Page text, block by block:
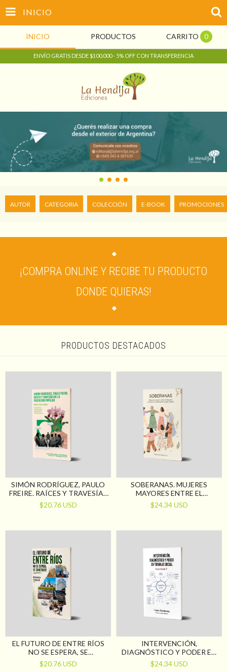
INICIO
INICIO PRODUCTOS CARRITO 0
ENVÍO GRATIS DESDE $100.000 - 5% OFF CON TRANSFERENCIA
AUTOR CATEGORIA COLECCIÓN E-BOOK PROMOCIONES
¡COMPRA ONLINE Y RECIBE TU PRODUCTO
DONDE QUIERAS!
PRODUCTOS DESTACADOS
SIMÓN RODRÍGUEZ, PAULO
FREIRE. RAÍCES Y TRAVESÍAS
DE LA EDUCACIÓN POPULAR
$20.76 USD
SOBERANAS. MUJERES
MAYORES ENTRE EL
DISCURSO SANITARIO Y LA
EDUCACIÓN SEXUAL
$24.34 USD
EL FUTURO DE ENTRE RÍOS
NO SE ESPERA, SE
CONSTRUYE
$20.76 USD
INTERVENCIÓN,
DIAGNÓSTICO Y PODER EN
TRABAJO SOCIAL. LAZO
$24.34 USD